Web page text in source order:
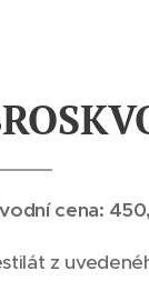
cena:
z